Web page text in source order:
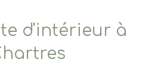
d'intérieur à